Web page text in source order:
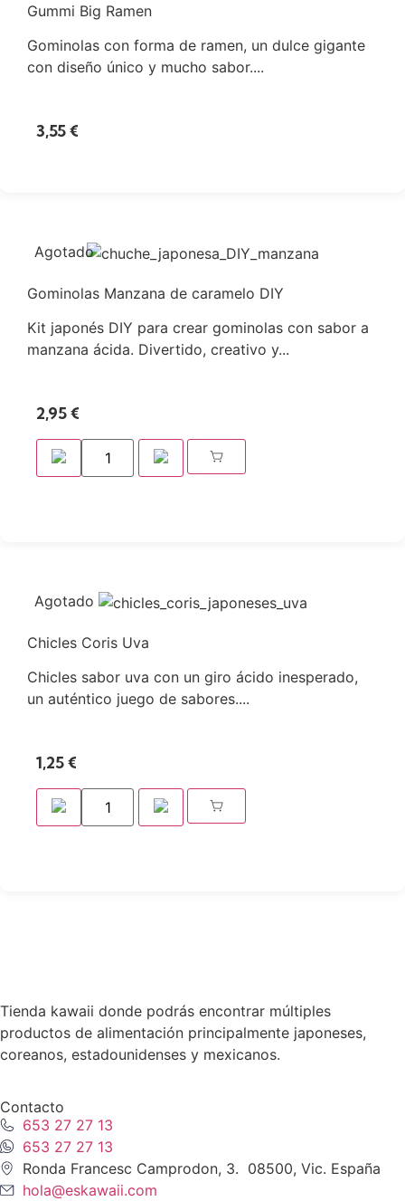
Gummi Big Ramen
Gominolas con forma de ramen, un dulce gigante
con diseño único y mucho sabor....
3,55€
Agotado
Gominolas Manzana de caramelo DIY
Kit japonés DIY para crear gominolas con sabor a
manzana ácida. Divertido, creativo y...
2,95€
Agotado
Chicles Coris Uva
Chicles sabor uva con un giro ácido inesperado,
un auténtico juego de sabores....
1,25€
Tienda kawaii donde podrás encontrar múltiples
productos de alimentación principalmente japoneses,
coreanos, estadounidenses y mexicanos.
Contacto
653 27 27 13
653 27 27 13
Ronda Francesc Camprodon, 3. 08500, Vic. España
hola@eskawaii.com